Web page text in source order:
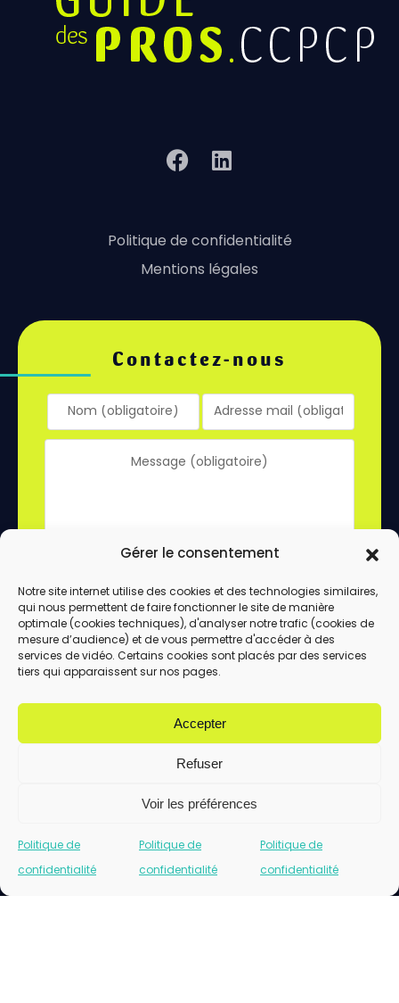
Gérer le consentement
Notre site internet utilise des cookies et des technologies similaires,
qui nous permettent de faire fonctionner le site de manière
optimale (cookies techniques), d'analyser notre trafic (cookies de
mesure d’audience) et de vous permettre d'accéder à des
services de vidéo. Certains cookies sont placés par des services
tiers qui apparaissent sur nos pages.
Accepter
Refuser
Voir les préférences
Politique de
confidentialité
Politique de
confidentialité
Politique de
confidentialité
Politique de confidentialité
Mentions légales
Contactez-nous
En utilisant ce formulaire, vous acceptez le
stockage et le traitement de vos données
par ce site.